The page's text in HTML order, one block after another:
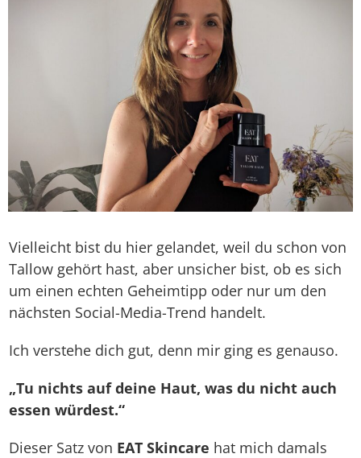
Vielleicht bist du hier gelandet, weil du schon von
Tallow gehört hast, aber unsicher bist, ob es sich
um einen echten Geheimtipp oder nur um den
nächsten Social-Media-Trend handelt.
Ich verstehe dich gut, denn mir ging es genauso.
„Tu nichts auf deine Haut, was du nicht auch
essen würdest.“
Dieser Satz von EAT Skincare hat mich damals